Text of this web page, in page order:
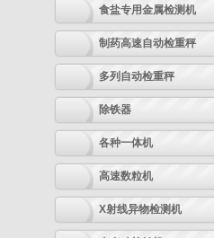
食盐专用金属检测机
制药高速自动检重秤
多列自动检重秤
除铁器
各种一体机
高速数粒机
X射线异物检测机